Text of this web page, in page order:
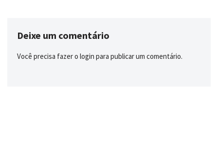
Deixe um comentário
Você precisa fazer o login para publicar um comentário.